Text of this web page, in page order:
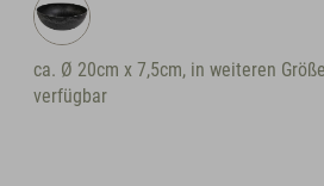
ca. Ø 25cm x 9cm, in weiteren Größen
verfügbar